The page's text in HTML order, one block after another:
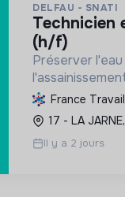
DELFAU - SNATI
technicien en assainissement
(h/f)
Préserver
déchets.
écologique via
décarbonation.
France Travail
17 - LA
Il y a 2 jours